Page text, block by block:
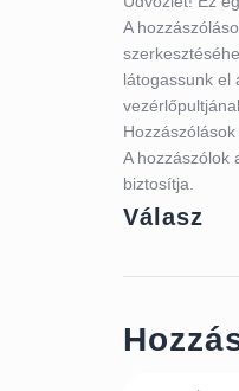
A
látogassunk el
A hozzászólok
biztosítja.
Válasz